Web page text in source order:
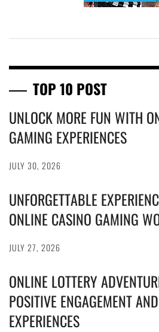
TOP 10 POST
UNLOCK MORE FUN WITH
GAMING EXPERIENCES
JULY 30, 2026
UNFORGETTABLE
ONLINE CASINO GAMING
JULY 27, 2026
ONLINE LOTTERY
POSITIVE ENGAGEMENT
EXPERIENCES